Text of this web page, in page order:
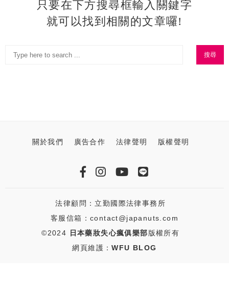
只要在下方搜尋框輸入關鍵字
就可以找到相關的文章囉!
關於我們 廣告合作 法律聲明 版權聲明
法律顧問：立勤國際法律事務所
客服信箱：contact@japanuts.com
©2024
日本藥妝失心瘋俱樂部版權所有
網頁維護：WFU BLOG